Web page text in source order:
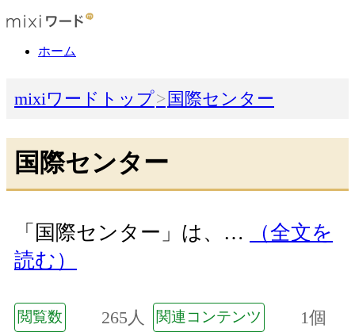
ホーム
mixiワードトップ 国際センター
国際センター
「国際センター」は、…
（全文を
読む）
閲覧数 265人 関連コンテンツ 1個